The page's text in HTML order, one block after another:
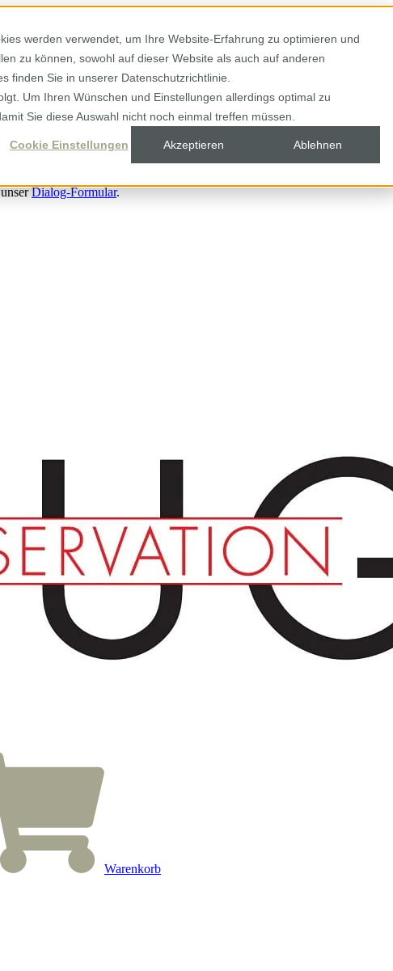
werden verwendet, um Ihre Website-Erfahrung zu optimieren und
zu können, sowohl auf dieser Website als auch auf anderen
finden Sie in unserer Datenschutzrichtlinie.
Um Ihren Wünschen und Einstellungen allerdings optimal zu
Sie diese Auswahl nicht noch einmal treffen müssen.
Cookie Einstellungen Akzeptieren Ablehnen
unserDialog-Formular.
Warenkorb